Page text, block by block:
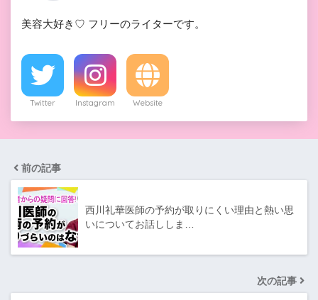
美容大好き♡ フリーのライターです。
Twitter Instagram Website
前の記事
西川礼華医師の予約が取りにくい理由と熱い思
いについてお話ししま…
次の記事